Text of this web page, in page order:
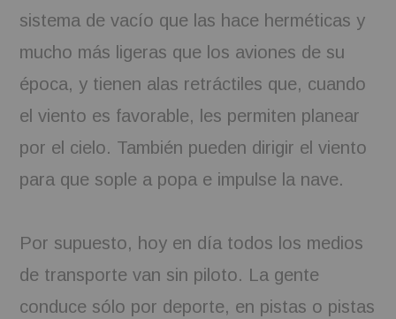
sistema de vacío que las hace herméticas y
mucho más ligeras que los aviones de su
época, y tienen alas retráctiles que, cuando
el viento es favorable, les permiten planear
por el cielo. También pueden dirigir el viento
para que sople a popa e impulse la nave.
Por supuesto, hoy en día todos los medios
de transporte van sin piloto. La gente
conduce sólo por deporte, en pistas o pistas